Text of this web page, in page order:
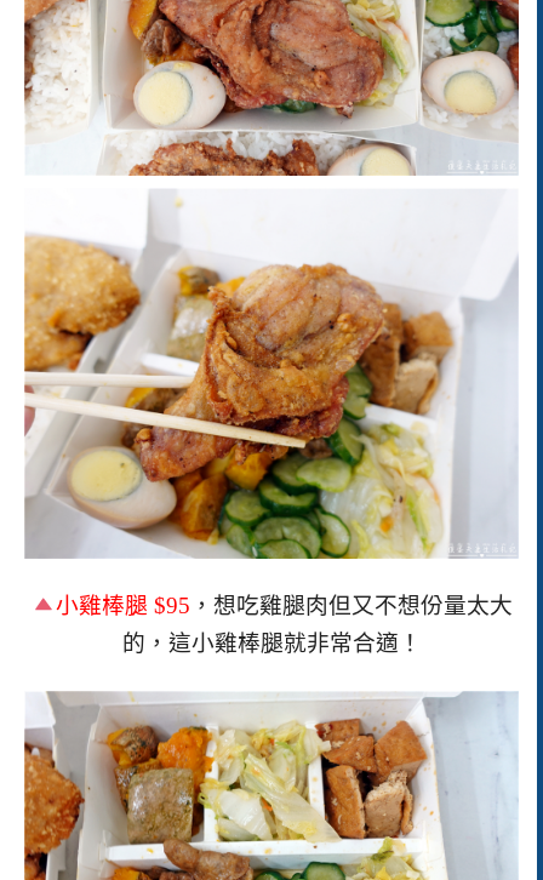
小雞棒腿 $95 ，想吃雞腿肉但又不想份量太大
的，這小雞棒腿就非常合適！